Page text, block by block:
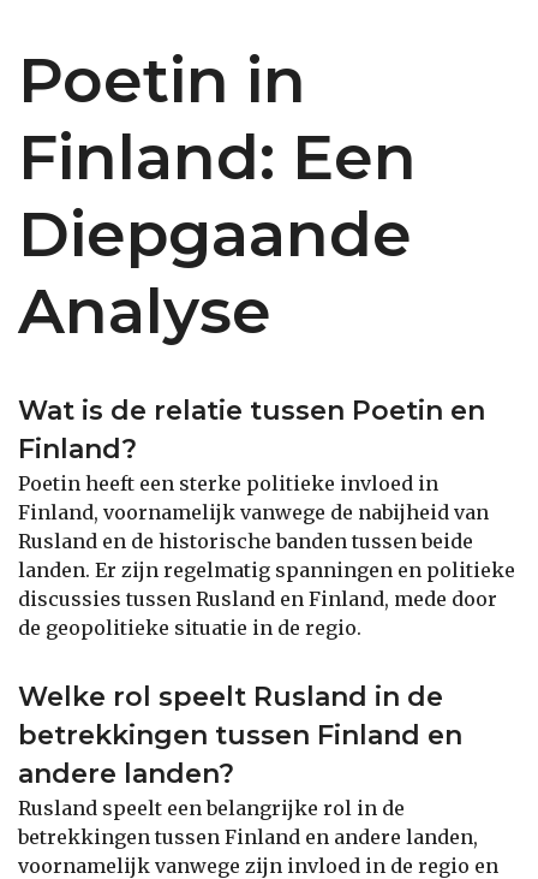
Poetin in
Finland: Een
Diepgaande
Analyse
Wat is de relatie tussen Poetin en
Finland?
Poetin heeft een sterke politieke invloed in
Finland, voornamelijk vanwege de nabijheid van
Rusland en de historische banden tussen beide
landen. Er zijn regelmatig spanningen en politieke
discussies tussen Rusland en Finland, mede door
de geopolitieke situatie in de regio.
Welke rol speelt Rusland in de
betrekkingen tussen Finland en
andere landen?
Rusland speelt een belangrijke rol in de
betrekkingen tussen Finland en andere landen,
voornamelijk vanwege zijn invloed in de regio en